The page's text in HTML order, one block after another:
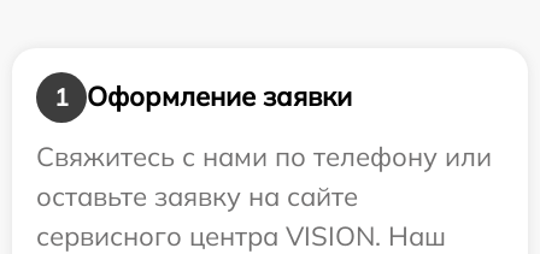
1
Оформление заявки
Свяжитесь с нами по телефону или
оставьте заявку на сайте
сервисного центра VISION. Наш